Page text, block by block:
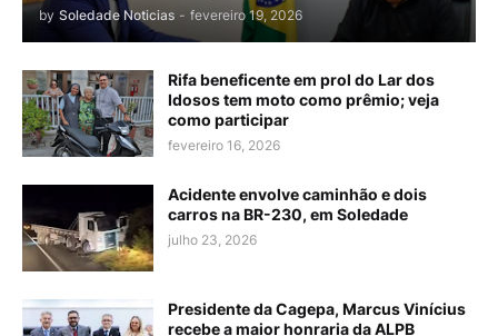
by Soledade Noticias - fevereiro 19, 2026
Rifa beneficente em prol do Lar dos
Idosos tem moto como prêmio; veja
como participar
fevereiro 16, 2026
Acidente envolve caminhão e dois
carros na BR-230, em Soledade
julho 23, 2026
Presidente da Cagepa, Marcus Vinícius
recebe a maior honraria da ALPB